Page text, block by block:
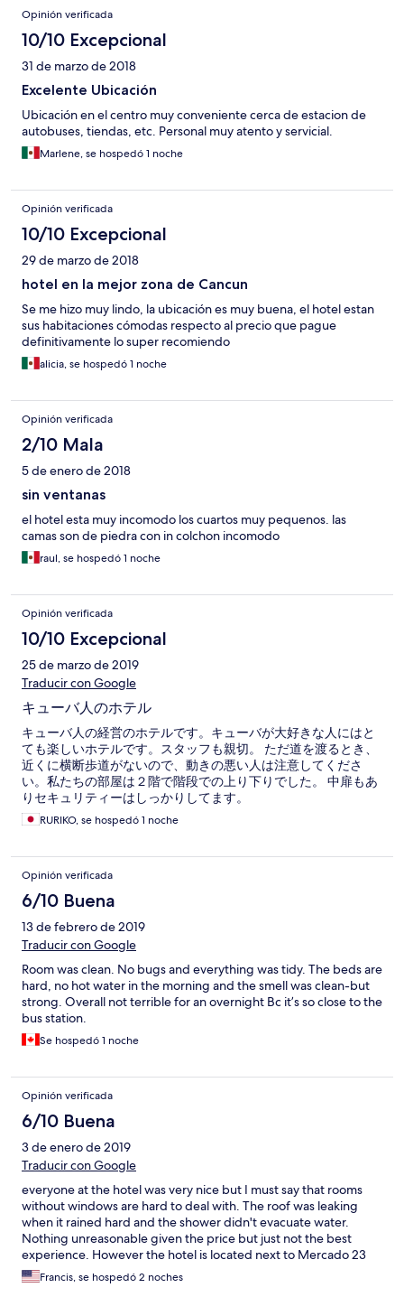
Opinión verificada
10/10 Excepcional
31 de marzo de 2018
Excelente Ubicación
Ubicación en el centro muy conveniente cerca de estacion de
autobuses, tiendas, etc. Personal muy atento y servicial.
Marlene, se hospedó 1 noche
Opinión verificada
10/10 Excepcional
29 de marzo de 2018
hotel en la mejor zona de Cancun
Se me hizo muy lindo, la ubicación es muy buena, el hotel estan
sus habitaciones cómodas respecto al precio que pague
definitivamente lo super recomiendo
alicia, se hospedó 1 noche
Opinión verificada
2/10 Mala
5 de enero de 2018
sin ventanas
el hotel esta muy incomodo los cuartos muy pequenos. las
camas son de piedra con in colchon incomodo
raul, se hospedó 1 noche
Opinión verificada
10/10 Excepcional
25 de marzo de 2019
Traducir con Google
キューバ人のホテル
キューバ人の経営のホテルです。キューバが大好きな人にはと
ても楽しいホテルです。スタッフも親切。 ただ道を渡るとき、
近くに横断歩道がないので、動きの悪い人は注意してくださ
い。私たちの部屋は２階で階段での上り下りでした。 中扉もあ
りセキュリティーはしっかりしてます。
RURIKO, se hospedó 1 noche
Opinión verificada
6/10 Buena
13 de febrero de 2019
Traducir con Google
Room was clean. No bugs and everything was tidy. The beds are
hard, no hot water in the morning and the smell was clean-but
strong. Overall not terrible for an overnight Bc it’s so close to the
bus station.
Se hospedó 1 noche
Opinión verificada
6/10 Buena
3 de enero de 2019
Traducir con Google
everyone at the hotel was very nice but I must say that rooms
without windows are hard to deal with. The roof was leaking
when it rained hard and the shower didn't evacuate water.
Nothing unreasonable given the price but just not the best
experience. However the hotel is located next to Mercado 23
which is awesome to visit and near the main ADO bus station
which is highly convenient
Francis, se hospedó 2 noches